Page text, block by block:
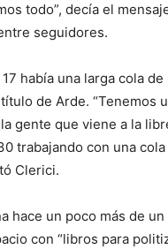
todo”, decía el
seguidores.
había una larga cola
de Arde. “Tenemos
gente que viene a la
trabajando con una
Clerici.
hace un poco más de
con “libros para